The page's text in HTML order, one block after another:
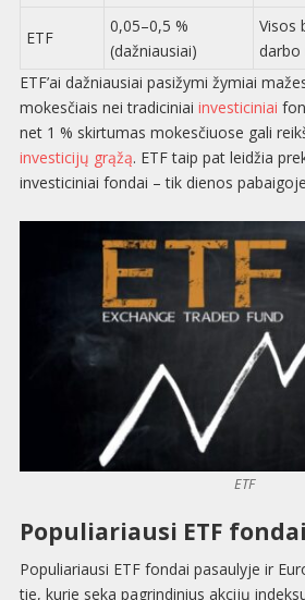
ETF
0,05–0,5 %
(dažniausiai)
Visos
ETF’ai dažniausiai pasižymi žymiai
mokesčiais nei tradiciniai investiciniai
net 1 % skirtumas mokesčiuose gali
investicijų grąžą. ETF taip pat leidžia
investiciniai fondai – tik dienos
ETF
Populiariausi ETF fondai
Populiariausi ETF fondai pasaulyje ir
tie, kurie seka pagrindinius akcijų